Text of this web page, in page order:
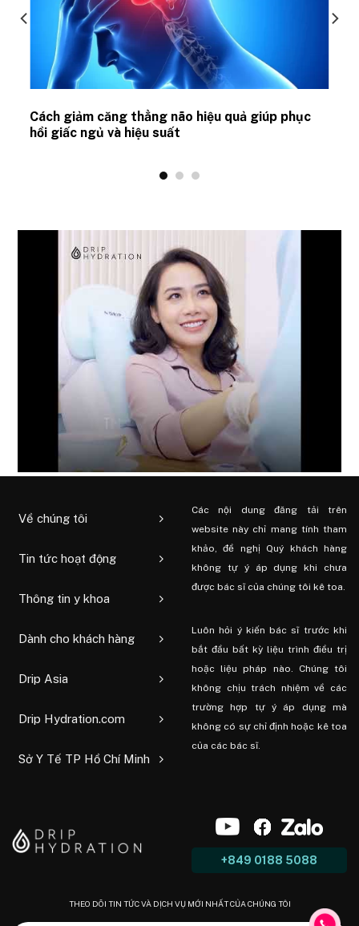
Cách giảm căng thẳng não hiệu quả giúp phục
hồi giấc ngủ và hiệu suất
Về chúng tôi
Tin tức hoạt động
Thông tin y khoa
Dành cho khách hàng
Drip Asia
Drip Hydration.com
Sở Y Tế TP Hồ Chí Minh
Các nội dung đăng tải trên
website này chỉ mang tính tham
khảo, đề nghị Quý khách hàng
không tự ý áp dụng khi chưa
được bác sĩ của chúng tôi kê toa.
Luôn hỏi ý kiến ​​bác sĩ trước khi
bắt đầu bất kỳ liệu trình điều trị
hoặc liệu pháp nào. Chúng tôi
không chịu trách nhiệm về các
trường hợp tự ý áp dụng mà
không có sự chỉ định hoặc kê toa
của các bác sĩ.
+849 0188 5088
THEO DÕI TIN TỨC VÀ DỊCH VỤ MỚI NHẤT CỦA CHÚNG TÔI